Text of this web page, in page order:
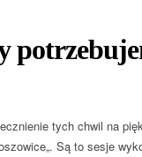
tych chwil na
Są to sesje